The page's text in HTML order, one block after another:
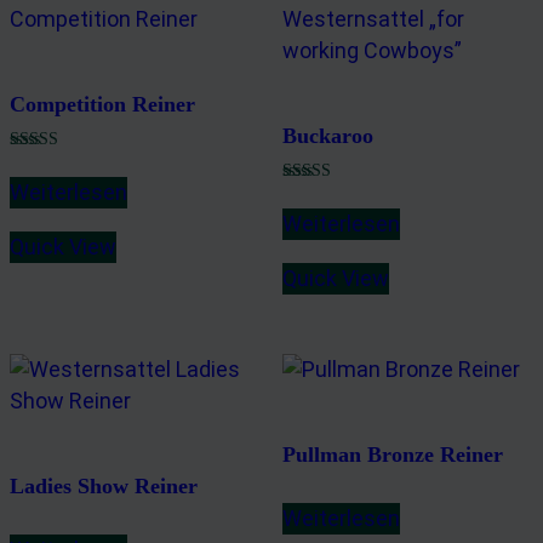
Competition Reiner
5.00
von 5
Weiterlesen
Quick View
Buckaroo
5.00
von 5
Weiterlesen
Quick View
Ladies Show Reiner
Pullman Bronze Reiner
Weiterlesen